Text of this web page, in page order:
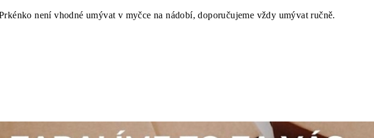
není vhodné umývat v myčce na nádobí, doporučujeme vždy umývat ručně.